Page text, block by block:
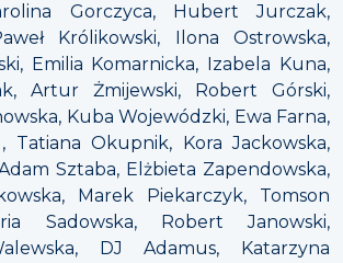
Gorczyca, Hubert Jurczak,
Królikowski, Ilona Ostrowska,
Emilia Komarnicka, Izabela Kuna,
Artur Żmijewski, Robert Górski,
Kuba Wojewódzki, Ewa Farna,
Tatiana Okupnik, Kora Jackowska,
Sztaba, Elżbieta Zapendowska,
Marek Piekarczyk, Tomson
Sadowska, Robert Janowski,
DJ Adamus, Katarzyna